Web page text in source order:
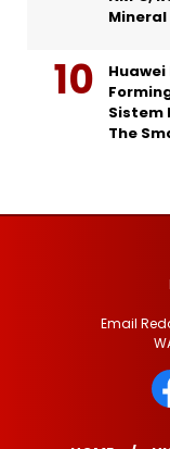
Sistem
The
Email